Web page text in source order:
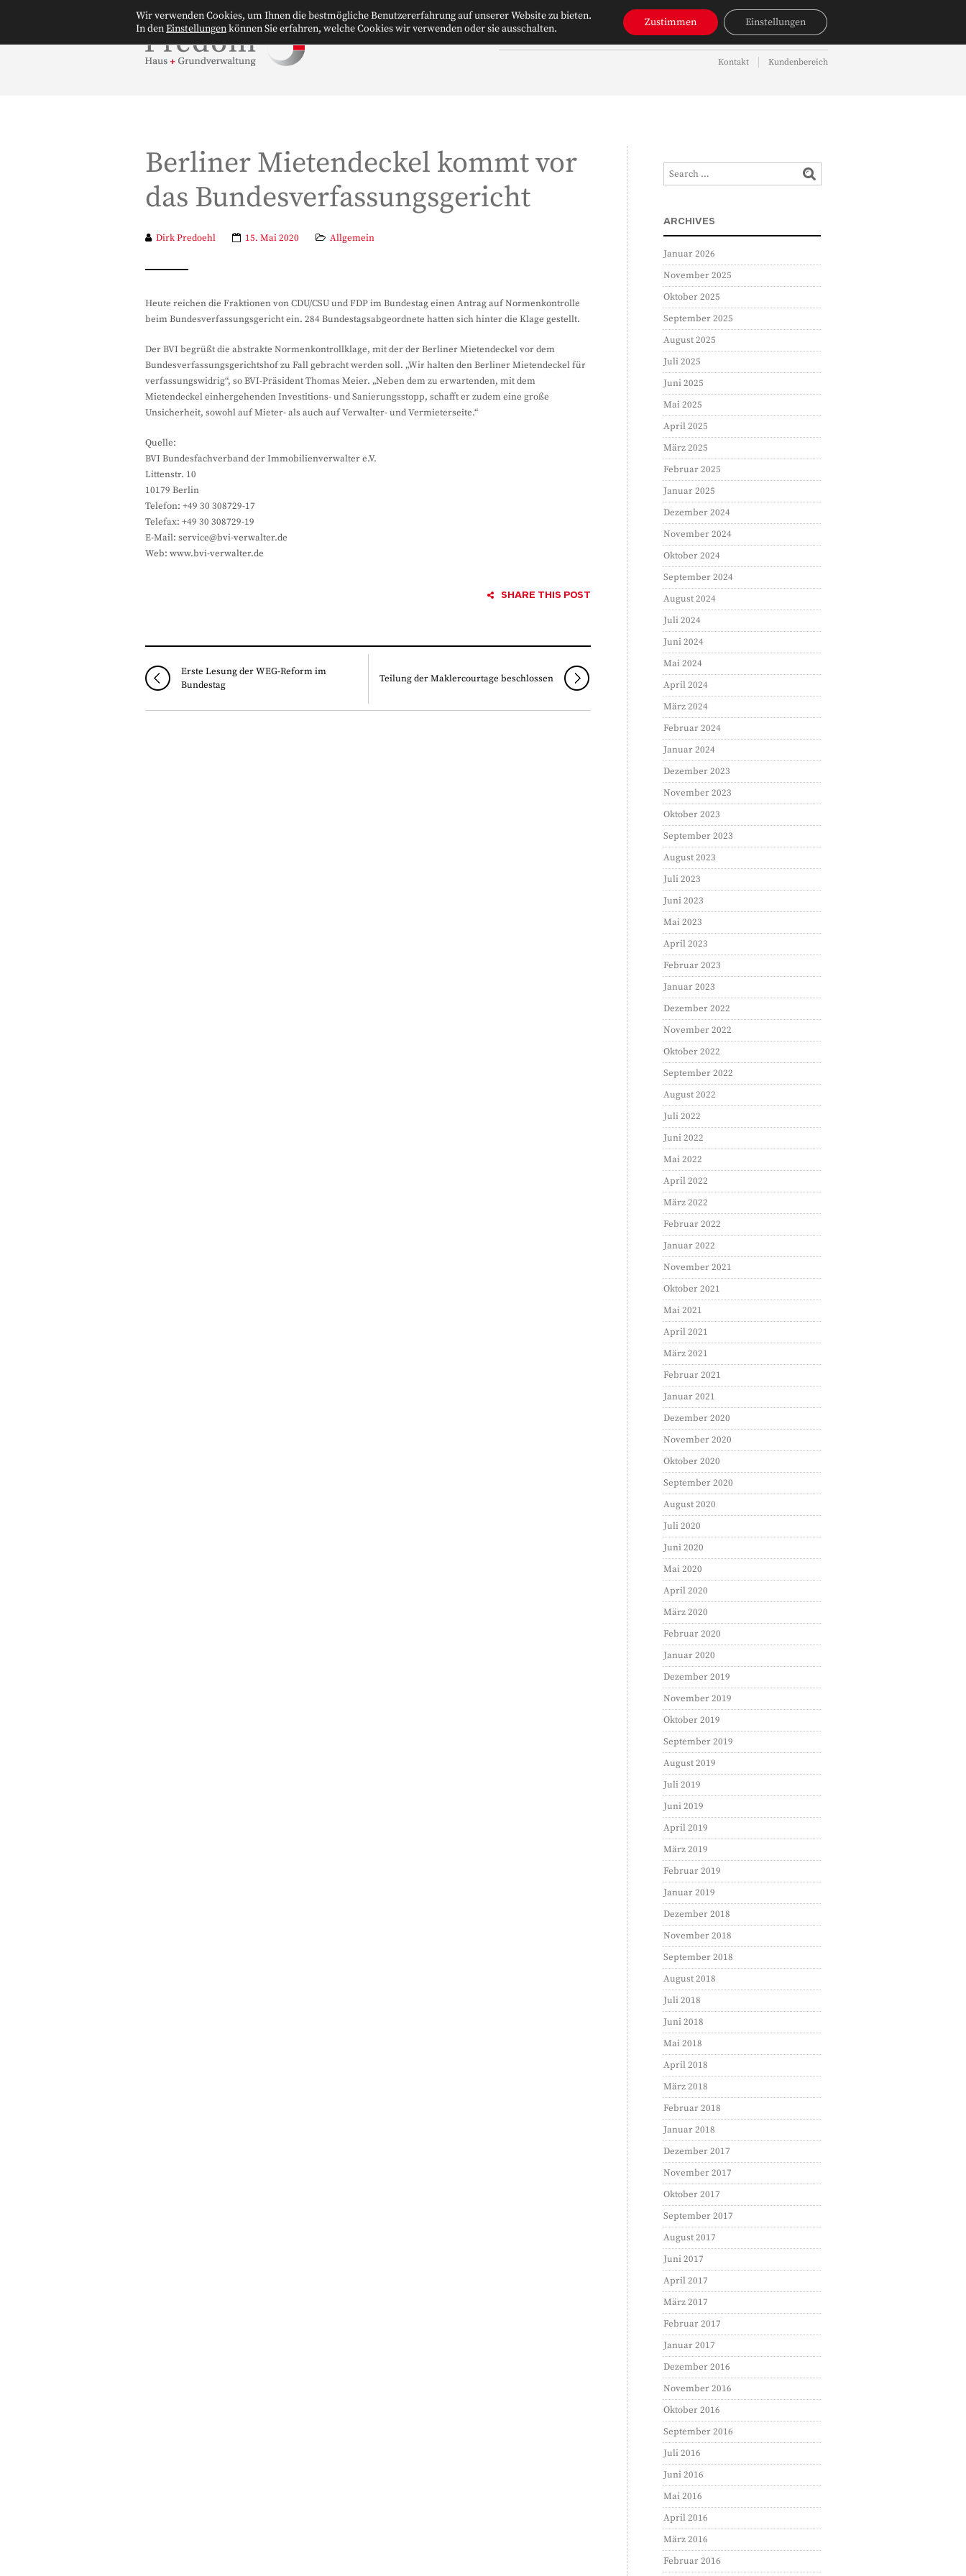
ÜBER UNS OBJEKTSUCHE AKTUELLES
Kontakt Kundenbereich
Berliner Mietendeckel kommt vor
das Bundesverfassungsgericht
Dirk Predoehl 15. Mai 2020 Allgemein
Heute reichen die Fraktionen von CDU/CSU und FDP im Bundestag einen Antrag auf Normenkontrolle
beim Bundesverfassungsgericht ein. 284 Bundestagsabgeordnete hatten sich hinter die Klage gestellt.
Der BVI begrüßt die abstrakte Normenkontrollklage, mit der der Berliner Mietendeckel vor dem
Bundesverfassungsgerichtshof zu Fall gebracht werden soll. „Wir halten den Berliner Mietendeckel für
verfassungswidrig“, so BVI-Präsident Thomas Meier. „Neben dem zu erwartenden, mit dem
Mietendeckel einhergehenden Investitions- und Sanierungsstopp, schafft er zudem eine große
Unsicherheit, sowohl auf Mieter- als auch auf Verwalter- und Vermieterseite.“
Quelle:
BVI Bundesfachverband der Immobilienverwalter e.V.
Littenstr. 10
10179 Berlin
Telefon: +49 30 308729-17
Telefax: +49 30 308729-19
E-Mail: service@bvi-verwalter.de
Web: www.bvi-verwalter.de
SHARE THIS POST
PINTEREST
Erste Lesung der WEG-Reform im
Bundestag
Teilung der Maklercourtage beschlossen
ARCHIVES
Januar 2026
November 2025
Oktober 2025
September 2025
August 2025
Juli 2025
Juni 2025
Mai 2025
April 2025
März 2025
Februar 2025
Januar 2025
Dezember 2024
November 2024
Oktober 2024
September 2024
August 2024
Juli 2024
Juni 2024
Mai 2024
April 2024
März 2024
Februar 2024
Januar 2024
Dezember 2023
November 2023
Oktober 2023
September 2023
August 2023
Juli 2023
Juni 2023
Mai 2023
April 2023
Februar 2023
Januar 2023
Dezember 2022
November 2022
Oktober 2022
September 2022
August 2022
Juli 2022
Juni 2022
Mai 2022
April 2022
März 2022
Februar 2022
Januar 2022
November 2021
Oktober 2021
Mai 2021
April 2021
März 2021
Februar 2021
Januar 2021
Dezember 2020
November 2020
Oktober 2020
September 2020
August 2020
Juli 2020
Juni 2020
Mai 2020
April 2020
März 2020
Februar 2020
Januar 2020
Dezember 2019
November 2019
Oktober 2019
September 2019
August 2019
Juli 2019
Juni 2019
April 2019
März 2019
Februar 2019
Januar 2019
Dezember 2018
November 2018
September 2018
August 2018
Juli 2018
Juni 2018
Mai 2018
April 2018
März 2018
Februar 2018
Januar 2018
Dezember 2017
November 2017
Oktober 2017
September 2017
August 2017
Juni 2017
April 2017
März 2017
Februar 2017
Januar 2017
Dezember 2016
November 2016
Oktober 2016
September 2016
Juli 2016
Juni 2016
Mai 2016
April 2016
März 2016
Februar 2016
NAVIGATION
Wir verwenden Cookies, um Ihnen die bestmögliche Benutzererfahrung auf unserer Website zu bieten.
In denEinstellungenkönnen Sie erfahren, welche Cookies wir verwenden oder sie ausschalten. Zustimmen Einstellungen